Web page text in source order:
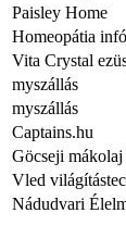
Paisley Home
Homeopátia
Vita Crystal
myszállás
myszállás
Captains.hu
Göcseji
Vled
Nádudvari